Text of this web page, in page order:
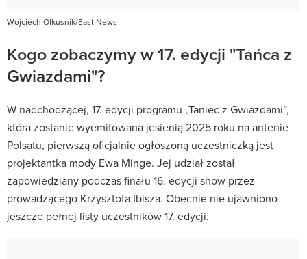
Wojciech Olkusnik/East News
Kogo zobaczymy w 17. edycji "Tańca z
Gwiazdami"?
W nadchodzącej, 17. edycji programu „Taniec z Gwiazdami”,
która zostanie wyemitowana jesienią 2025 roku na antenie
Polsatu, pierwszą oficjalnie ogłoszoną uczestniczką jest
projektantka mody Ewa Minge. Jej udział został
zapowiedziany podczas finału 16. edycji show przez
prowadzącego Krzysztofa Ibisza. Obecnie nie ujawniono
jeszcze pełnej listy uczestników 17. edycji.